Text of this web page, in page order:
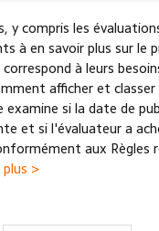
y compris les
à en savoir plus sur le
à leurs
afficher et classer
si la date de
et si l'évaluateur a
aux Règles
plus >